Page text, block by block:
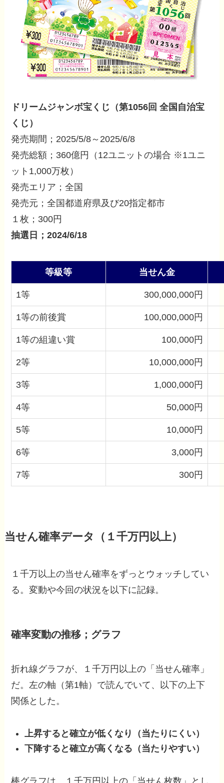
ドリームジャンボ宝くじ（第1056回 全国自治宝
くじ）
発売期間；2025/5/8～2025/6/8
発売総額；360億円（12ユニットの場合 ※1ユニ
ット1,000万枚）
発売エリア；全国
発売元；全国都道府県及び20指定都市
１枚；300円
抽選日；2024/6/18
等級等 当せん金
1等 300,000,000円
1等の前後賞 100,000,000円
1等の組違い賞 100,000円
2等 10,000,000円
3等 1,000,000円
4等 50,000円
5等 10,000円
6等 3,000円
7等 300円
当せん確率データ（１千万円以上）
１千万以上の当せん確率をずっとウォッチしてい
る。変動や今回の状況を以下に記録。
確率変動の推移；グラフ
折れ線グラフが、１千万円以上の「当せん確率」
だ。左の軸（第1軸）で読んでいて、以下の上下
関係とした。
上昇すると確立が低くなり（当たりにくい）
下降すると確立が高くなる（当たりやすい）